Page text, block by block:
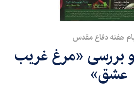
هفته دفاع مقدس
بررسی «مرغ غریب
عشق»